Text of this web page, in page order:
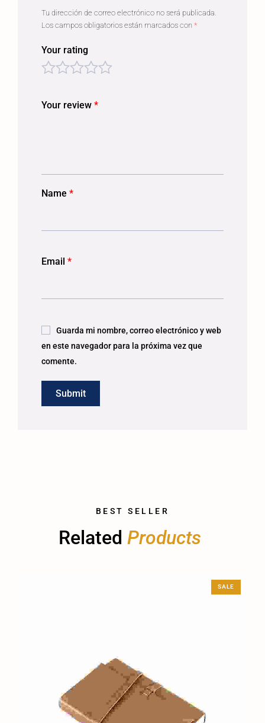
Tu dirección de correo electrónico no será publicada.
Los campos obligatorios están marcados con *
Your rating
Your review *
Name *
Email *
Guarda mi nombre, correo electrónico y web
en este navegador para la próxima vez que
comente.
BEST SELLER
Related Products
SALE